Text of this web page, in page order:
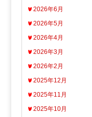
2026年6月
2026年5月
2026年4月
2026年3月
2026年2月
2025年12月
2025年11月
2025年10月